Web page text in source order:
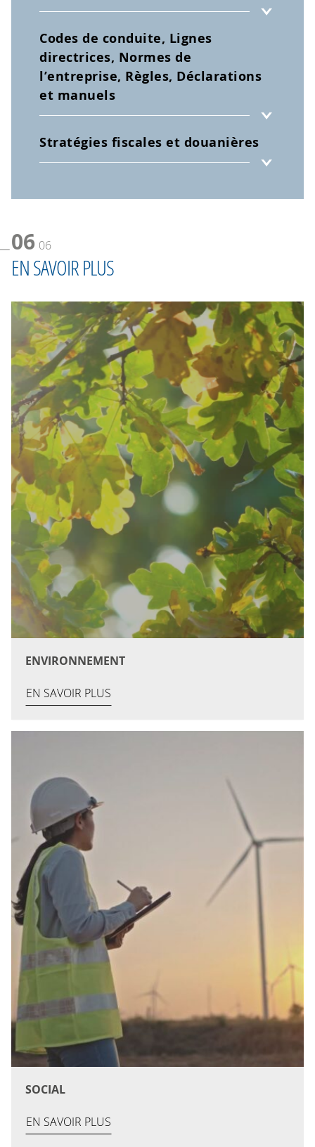
Codes de conduite, Lignes
directrices, Normes de
l’entreprise, Règles, Déclarations
et manuels
Stratégies fiscales et douanières
06 06
EN SAVOIR PLUS
ENVIRONNEMENT
EN SAVOIR PLUS
SOCIAL
EN SAVOIR PLUS